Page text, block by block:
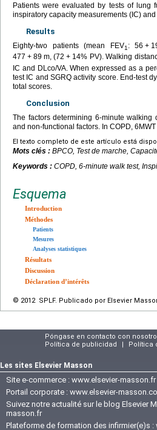
Patients were evaluated by tests of lung
inspiratory capacity measurements (IC)
Results
Eighty-two patients (mean FEV1: 56 +
477 + 89 m, (72 + 14% PV). Walking
IC and DLco/VA. When expressed as a
test IC and SGRQ activity score. End-test
total scores.
Conclusion
The factors determining 6-minute
and non-functional factors. In COPD,
El texto completo de este artículo está
Mots clés : BPCO, Test de marche,
Keywords : COPD, 6-minute walk test,
Esquema
Introduction
Méthodes
Patients
Mesures
Analyses statistiques
Résultats
Discussion
Déclaration d’intérêts
© 2012 SPLF. Publicado por Elsevier
Póngase en contacto con
Política de publicidad
| Política
Les sites Elsevier Masson
Site e-commerce : www.elsevier-masson.fr
Portail corporate : www.elsevier-
Suivez notre actualité sur le blog Elsevier
masson.fr
Plateforme de formation des infirmier(e)s :